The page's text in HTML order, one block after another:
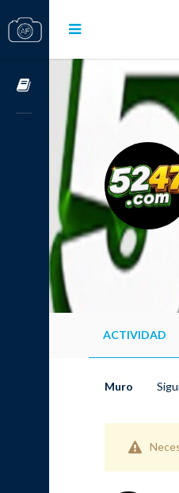
Cursos OnLine
ACTIVIDAD
Muro